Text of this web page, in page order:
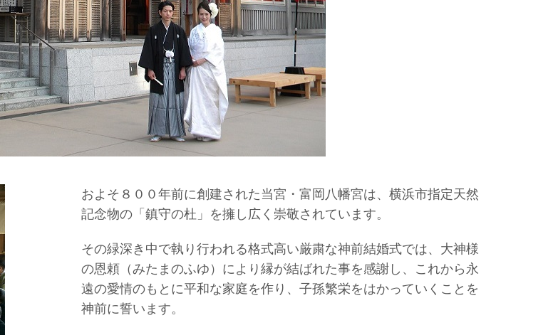
およそ８００年前に創建された当宮・富岡八幡宮は、横浜市指定天然
記念物の「鎮守の杜」を擁し 広く崇敬されています。
その緑深き中で執り行われる格式高い厳粛な神前結婚式では、 大神様
の恩頼（みたまのふゆ）により縁が結ばれた事を感謝し、これから永
遠の愛情のもとに平和な家庭を作り、子孫繁栄をはかっていくことを
神前に誓います。